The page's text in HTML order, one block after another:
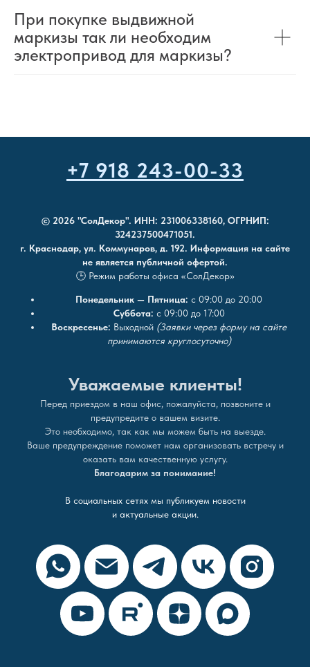
При покупке выдвижной
маркизы так ли необходим
электропривод для маркизы?
+7 918 243-00-33
© 2026 "СолДекор". ИНН: 231006338160, ОГРНИП:
324237500471051.
г. Краснодар, ул. Коммунаров, д. 192. Информация на сайте
не является публичной офертой.
🕒 Режим работы офиса «СолДекор»
Понедельник — Пятница: с 09:00 до 20:00
Суббота: с 09:00 до 17:00
Воскресенье: Выходной (Заявки через форму на сайте
принимаются круглосуточно)
Уважаемые клиенты!
Перед приездом в наш офис, пожалуйста, позвоните и
предупредите о вашем визите.
Это необходимо, так как мы можем быть на выезде.
Ваше предупреждение поможет нам организовать встречу и
оказать вам качественную услугу.
Благодарим за понимание!
В социальных сетях мы публикуем новости
и актуальные акции.